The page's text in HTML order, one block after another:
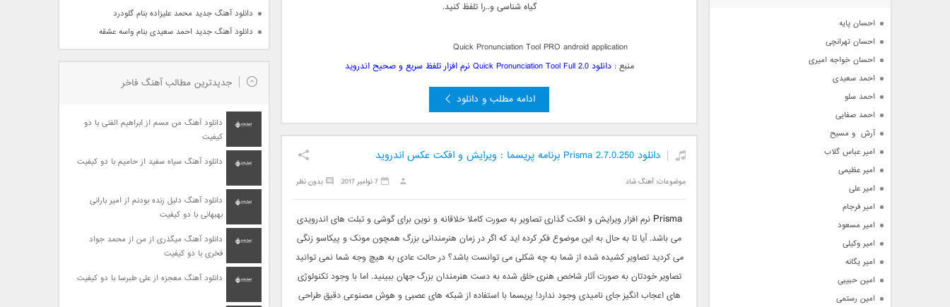
گیاه شناسی و..را تلفظ کنید.
Quick Pronunciation Tool PRO android application
منبع :دانلود Quick Pronunciation Tool Full 2.0 نرم افزار تلفظ سریع و صحیح اندروید
ادامه مطلب و دانلود
دانلود Prisma 2.7.0.250 برنامه پریسما : ویرایش و افکت عکس اندروید
موضوعات:آهنگ شاد بدون نظر 7 نوامبر 2017
Prisma نرم افزار ویرایش و افکت گذاری تصاویر به صورت کاملا خلاقانه و نوین برای گوشی و تبلت های اندرویدی
می باشد. آیا تا به حال به این موضوع فکر کرده اید که اگر در زمان هنرمندانی بزرگ همچونمونک و پیکاسو زنگی
می کردید تصاویر کشیده شده از شما به چه شکلی می توانست باشد؟ در حالت عادی به هیچ وجه شما نمی توانید
تصاویر خودتان به صورت آثار شاخص هنری خلق شده به دست هنرمندان بزرگ جهان ببینید. اما با وجود تکنولوژی
های اعجاب انگیز جای نامیدی وجود ندارد! پریسما با استفاده از شبکه های عصبی و هوش مصنوعی دقیق طراحی
دانلود آهنگ جدید محمد علیزاده بنام گلودرد
دانلود آهنگ جدید احمد سعیدی بنام واسه عشقه
جدیدترین مطالب آهنگ فاخر
دانلود آهنگ من مسم از ابراهیم الفتی با دو
کیفیت
دانلود آهنگ سیاه سفید از حامیم با دو کیفیت
دانلود آهنگ دلیل زنده بودنم از امیر بارانی
بهبهانی با دو کیفیت
دانلود آهنگ میگذری از من از محمد جواد
فخری با دو کیفیت
دانلود آهنگ معجزه از علی طبرسا با دو کیفیت
احسان پایه
احسان تهرانچی
احسان خواجه امیری
احمد سعیدی
احمد سلو
احمد صفایی
آرش  و مسیح
امیر عباس گلاب
امیر عظیمی
امیر علی
امیر فرجام
امیر مسعود
امیر وکیلی
امیر یگانه
امین حبیبی
امین رستمی